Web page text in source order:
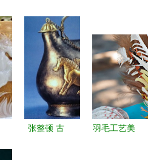
艺美术品中
的插画艺术
张整顿 古
羽毛工艺美